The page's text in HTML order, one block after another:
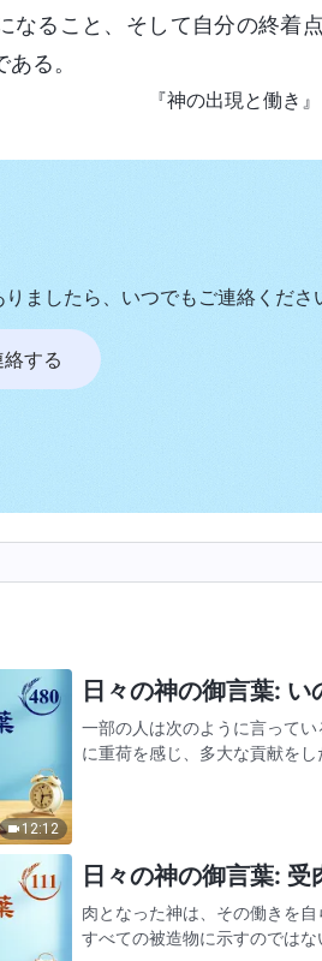
なること、そして自分の終着
る。
『神の出現と働き
ましたら、いつでもご連絡くださ
する
12:12
日々の神の御言葉:
一部の人は次のように言って
に重荷を感じ、多大な貢献を
日々の神の御言葉: 受
肉となった神は、その働きを
すべての被造物に示すのでは